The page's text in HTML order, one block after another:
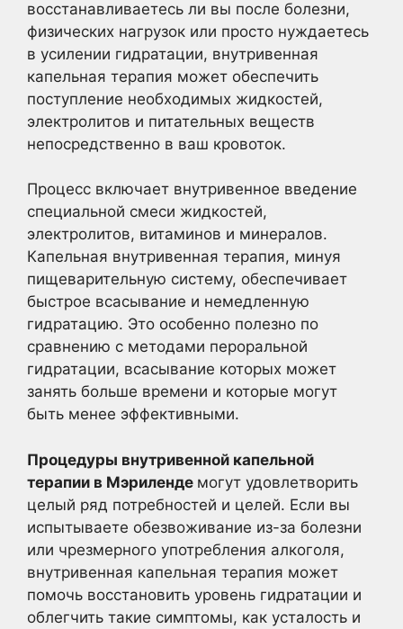
восстанавливаетесь ли вы после болезни,
физических нагрузок или просто нуждаетесь
в усилении гидратации, внутривенная
капельная терапия может обеспечить
поступление необходимых жидкостей,
электролитов и питательных веществ
непосредственно в ваш кровоток.
Процесс включает внутривенное введение
специальной смеси жидкостей,
электролитов, витаминов и минералов.
Капельная внутривенная терапия, минуя
пищеварительную систему, обеспечивает
быстрое всасывание и немедленную
гидратацию. Это особенно полезно по
сравнению с методами пероральной
гидратации, всасывание которых может
занять больше времени и которые могут
быть менее эффективными.
Процедуры внутривенной капельной
терапии в Мэриленде могут удовлетворить
целый ряд потребностей и целей. Если вы
испытываете обезвоживание из-за болезни
или чрезмерного употребления алкоголя,
внутривенная капельная терапия может
помочь восстановить уровень гидратации и
облегчить такие симптомы, как усталость и